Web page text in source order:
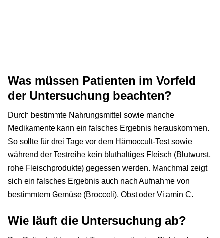
Was müssen Patienten im Vorfeld
der Untersuchung beachten?
Durch bestimmte Nahrungsmittel sowie manche
Medikamente kann ein falsches Ergebnis herauskommen.
So sollte für drei Tage vor dem Hämoccult-Test sowie
während der Testreihe kein bluthaltiges Fleisch (Blutwurst,
rohe Fleischprodukte) gegessen werden. Manchmal zeigt
sich ein falsches Ergebnis auch nach Aufnahme von
bestimmtem Gemüse (Broccoli), Obst oder Vitamin C.
Wie läuft die Untersuchung ab?